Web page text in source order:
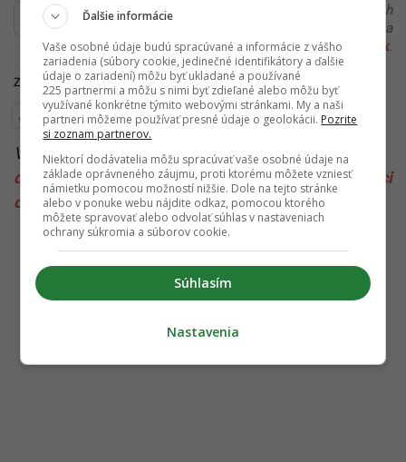
Ďakujeme, že čítaš Startitup. V prípade, že máš postreh
alebo si našiel v článku chybu, napíš nám na
redakcia@startitup.sk.
Zdroje:iMeteo,express.co.uk
Veda a vesmír
Viac k téme:Air france,bezpečnosť,červené more
doprava,incident,let,núdzový stav, raketa,svietiaci
objekt,ufo,záhadný objekt
Ďalšie informácie
Vaše osobné údaje budú spracúvané a informácie z vášho
zariadenia (súbory cookie, jedinečné identifikátory a ďalšie
údaje o zariadení) môžu byť ukladané a používané
225 partnermi a môžu s nimi byť zdieľané alebo môžu byť
využívané konkrétne týmito webovými stránkami. My a naši
partneri môžeme používať presné údaje o geolokácii. Pozrite
si zoznam partnerov.
Niektorí dodávatelia môžu spracúvať vaše osobné údaje na
základe oprávneného záujmu, proti ktorému môžete vzniesť
námietku pomocou možností nižšie. Dole na tejto stránke
alebo v ponuke webu nájdite odkaz, pomocou ktorého
môžete spravovať alebo odvolať súhlas v nastaveniach
ochrany súkromia a súborov cookie.
Súhlasím
Nastavenia